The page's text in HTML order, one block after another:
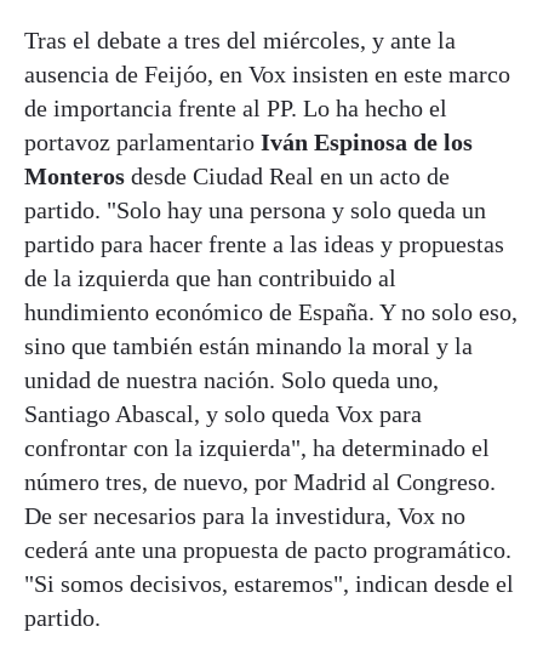
Tras el debate a tres del miércoles, y ante la
ausencia de Feijóo, en Vox insisten en este marco
de importancia frente al PP. Lo ha hecho el
portavoz parlamentario Iván Espinosa de los
Monteros desde Ciudad Real en un acto de
partido. "Solo hay una persona y solo queda un
partido para hacer frente a las ideas y propuestas
de la izquierda que han contribuido al
hundimiento económico de España. Y no solo eso,
sino que también están minando la moral y la
unidad de nuestra nación. Solo queda uno,
Santiago Abascal, y solo queda Vox para
confrontar con la izquierda", ha determinado el
número tres, de nuevo, por Madrid al Congreso.
De ser necesarios para la investidura, Vox no
cederá ante una propuesta de pacto programático.
"Si somos decisivos, estaremos", indican desde el
partido.